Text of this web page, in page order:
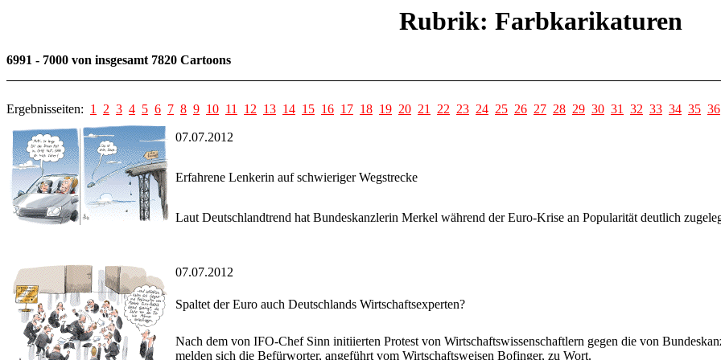
Rubrik: Farbkarikaturen
6991 - 7000 von insgesamt 7820 Cartoons
Ergebnisseiten: 1 2 3 4 5 6 7 8 9 10 11 12 13 14 15 16 17 18 19 20 21 22 23 24 25 26 27 28 29 30 31 32 33 34 35 36
07.07.2012
Erfahrene Lenkerin auf schwieriger Wegstrecke
Laut Deutschlandtrend hat Bundeskanzlerin Merkel während der Euro-Krise an Popularität deutlich
07.07.2012
Spaltet der Euro auch Deutschlands Wirtschaftsexperten?
Nach dem von IFO-Chef Sinn initiierten Protest von Wirtschaftswissenschaftlern gegen die von
melden sich die Befürworter, angeführt vom Wirtschaftsweisen Bofinger, zu Wort.